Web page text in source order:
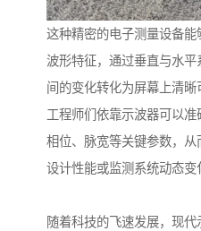
这种精密的电子测量设备
波形特征，通过垂直与水
间的变化转化为屏幕上清晰
工程师们依靠示波器可以准
相位、脉宽等关键参数，
设计性能或监测系统动态变
随着科技的飞速发展，现